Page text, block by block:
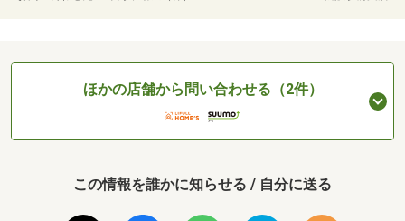
ほかの店舗から問い合わせる（2件）
この情報を誰かに知らせる / 自分に送る